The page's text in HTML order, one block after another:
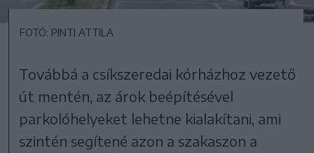
FOTÓ: PINTI ATTILA
Továbbá a csíkszeredai kórházhoz vezető
út mentén, az árok beépítésével
parkolóhelyeket lehetne kialakítani, ami
szintén segítené azon a szakaszon a